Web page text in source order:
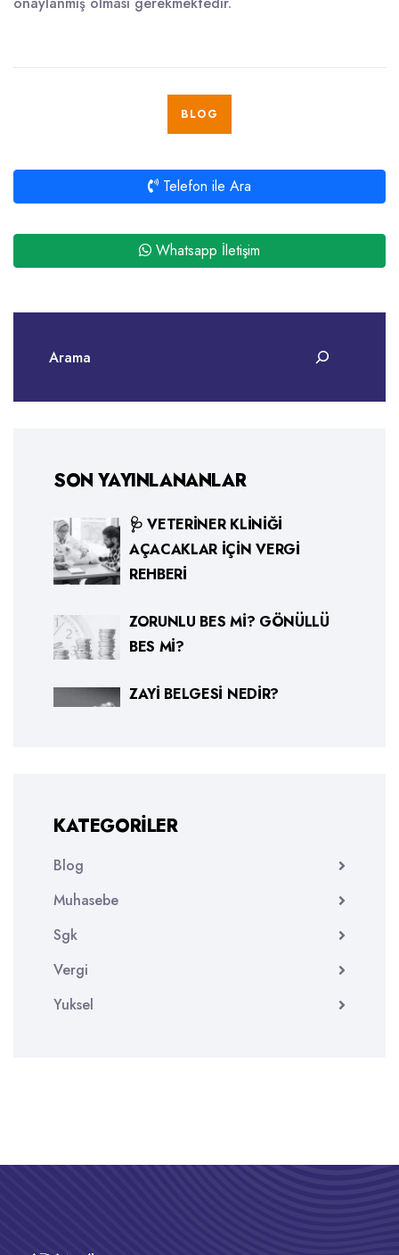
BLOG
Telefon ile Ara
Whatsapp İletişim
SON YAYINLANANLAR
🩺 VETERINER KLINIĞI
AÇACAKLAR İÇIN VERGI
REHBERI
ZORUNLU BES MI? GÖNÜLLÜ
BES MI?
ZAYI BELGESI NEDIR?
KATEGORILER
Blog
Muhasebe
Sgk
Vergi
Yuksel